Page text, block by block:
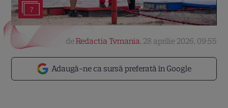
7
Adaugă-ne ca sursă preferată în Google
deRedactia Tvmania, 28 aprilie 2026, 09:55